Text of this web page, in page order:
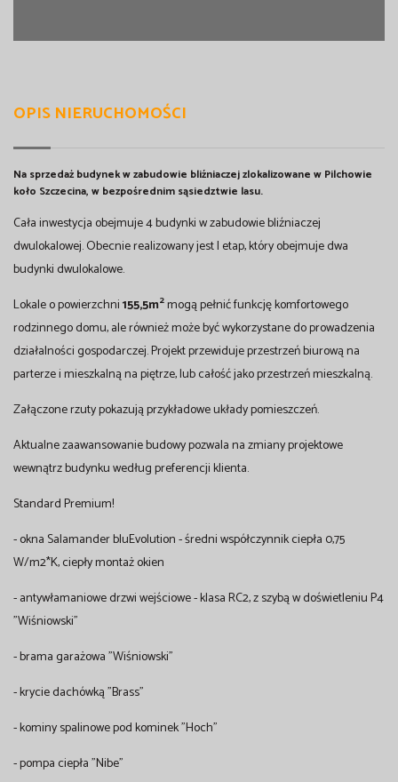
OPIS NIERUCHOMOŚCI
Na sprzedaż budynek w zabudowie bliźniaczej zlokalizowane w Pilchowie
koło Szczecina, w bezpośrednim sąsiedztwie lasu.
Cała inwestycja obejmuje 4 budynki w zabudowie bliźniaczej
dwulokalowej. Obecnie realizowany jest I etap, który obejmuje dwa
budynki dwulokalowe.
Lokale o powierzchni155,5m2mogą pełnić funkcję komfortowego
rodzinnego domu, ale również może być wykorzystane do prowadzenia
działalności gospodarczej. Projekt przewiduje przestrzeń biurową na
parterze i mieszkalną na piętrze, lub całość jako przestrzeń mieszkalną.
Załączone rzuty pokazują przykładowe układy pomieszczeń.
Aktualne zaawansowanie budowy pozwala na zmiany projektowe
wewnątrz budynku według preferencji klienta.
Standard Premium!
- okna Salamander bluEvolution - średni współczynnik ciepła 0,75
W/m2*K, ciepły montaż okien
- antywłamaniowe drzwi wejściowe - klasa RC2, z szybą w doświetleniu P4
"Wiśniowski"
- brama garażowa "Wiśniowski"
- krycie dachówką "Brass"
- kominy spalinowe pod kominek "Hoch"
- pompa ciepła "Nibe"